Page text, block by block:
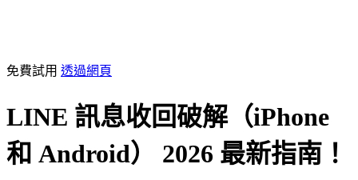
免費試用 透過網頁
LINE 訊息收回破解（iPhone
和 Android） 2026 最新指南！